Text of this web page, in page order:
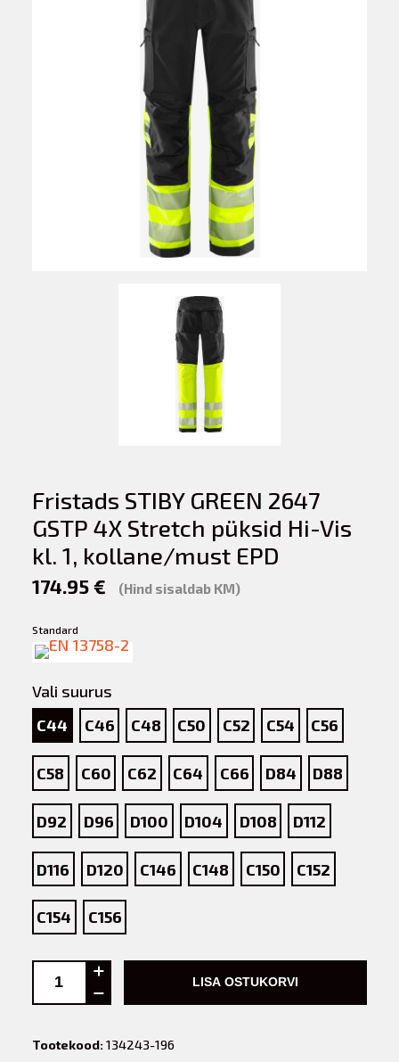
Fristads STIBY GREEN 2647
GSTP 4X Stretch püksid Hi-Vis
kl. 1, kollane/must EPD
174.95 € (Hind sisaldab KM)
Standard
Vali suurus
C44
C46 C48 C50 C52 C54 C56
C58 C60 C62 C64 C66 D84 D88
D92 D96 D100 D104 D108 D112
D116 D120 C146 C148 C150 C152
C154 C156
LISA OSTUKORVI
Tootekood:134243-196